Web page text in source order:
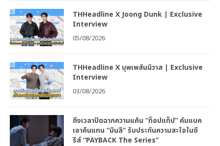
THHeadline X Joong Dunk | Exclusive
Interview
05/08/2026
THHeadline X บุพเพสันนิวาส | Exclusive
Interview
03/08/2026
ถึงเวลาปิดฉากความแค้น “ท็อปแท็ป” คัมแบค
เอาคืนแทน “มินลี” รับประกันความสะใจในซี
รีส์ “PAYBACK The Series”